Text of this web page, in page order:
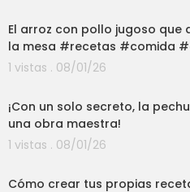
El arroz con pollo jugoso
la mesa #recetas #comida
1 vistas . 08/01/26
¡Con un solo secreto, la
una obra maestra!
1 vistas . 08/01/26
Cómo crear tus propias